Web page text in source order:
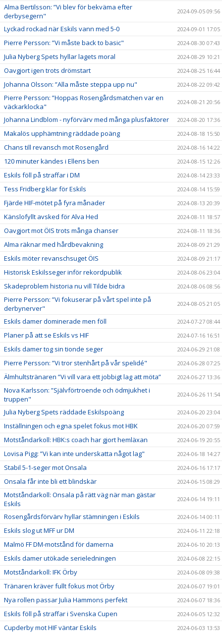
Alma Bertilsson: ”Vi blev för bekväma efter
derbysegern"
2024-09-05 09:56
Lyckad rockad när Eskils vann med 5-0 2024-09-01 17:05
Pierre Persson: ”Vi måste back to basic" 2024-08-30 07:43
Julia Nyberg Spets hyllar lagets moral 2024-08-29 10:21
Oavgjort igen trots drömstart 2024-08-25 16:44
Johanna Olsson: ”Alla måste steppa upp nu" 2024-08-22 09:42
Pierre Persson: ”Hoppas Rosengårdsmatchen var en
väckarklocka"
2024-08-21 20:56
Johanna Lindblom - nyförvärv med många plusfaktorer 2024-08-20 17:36
Makalös upphämtning räddade poäng 2024-08-18 15:50
Chans till revansch mot Rosengård 2024-08-16 14:22
120 minuter kändes i Ellens ben 2024-08-15 12:26
Eskils föll på straffar i DM 2024-08-14 23:33
Tess Fridberg klar för Eskils 2024-08-14 15:59
Fjärde HIF-mötet på fyra månader 2024-08-13 20:39
Känslofyllt avsked för Alva Hed 2024-08-11 18:57
Oavgjort mot ÖIS trots många chanser 2024-08-11 18:36
Alma räknar med hårdbevakning 2024-08-09 21:29
Eskils möter revanschsuget ÖIS 2024-08-09 21:17
Historisk Eskilsseger inför rekordpublik 2024-08-06 23:04
Skadeproblem historia nu vill Tilde bidra 2024-08-06 08:56
Pierre Persson: ”Vi fokuserar på vårt spel inte på
derbynerver"
2024-08-05 21:05
Eskils damer dominerade men föll 2024-07-27 08:44
Planer på att se Eskils vs HIF 2024-07-16 16:51
Eskils damer tog sin tionde seger 2024-06-29 21:08
Pierre Persson: ”Vi tror stenhårt på vår spelidé" 2024-06-28 07:25
Älmhultstränaren ”Vi vill vara ett jobbigt lag att möta” 2024-06-27 13:36
Nova Karlsson: ”Självförtroende och ödmjukhet i
truppen"
2024-06-26 11:54
Julia Nyberg Spets räddade Eskilspoäng 2024-06-20 23:04
Inställningen och egna spelet fokus mot HBK 2024-06-20 07:59
Motståndarkoll: HBK:s coach har gjort hemläxan 2024-06-19 20:55
Lovisa Pigg: ”Vi kan inte underskatta något lag" 2024-06-18 14:27
Stabil 5-1-seger mot Onsala 2024-06-16 17:17
Onsala får inte bli ett blindskär 2024-06-15 08:29
Motståndarkoll: Onsala på rätt väg när man gästar
Eskils
2024-06-14 19:11
Rosengårdsförvärv hyllar stämningen i Eskils 2024-06-14 00:11
Eskils slog ut MFF ur DM 2024-06-11 22:18
Malmö FF DM-motstånd för damerna 2024-06-10 20:13
Eskils damer utökade serieledningen 2024-06-08 22:15
Motståndarkoll: IFK Örby 2024-06-08 09:38
Tränaren kräver fullt fokus mot Örby 2024-06-07 19:01
Nya rollen passar Julia Hammons perfekt 2024-06-07 18:36
Eskils föll på straffar i Svenska Cupen 2024-06-05 12:32
Cupderby mot HIF väntar Eskils 2024-06-03 13:53